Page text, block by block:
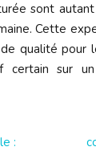
sont
Cette
qualité pour
certain sur
: